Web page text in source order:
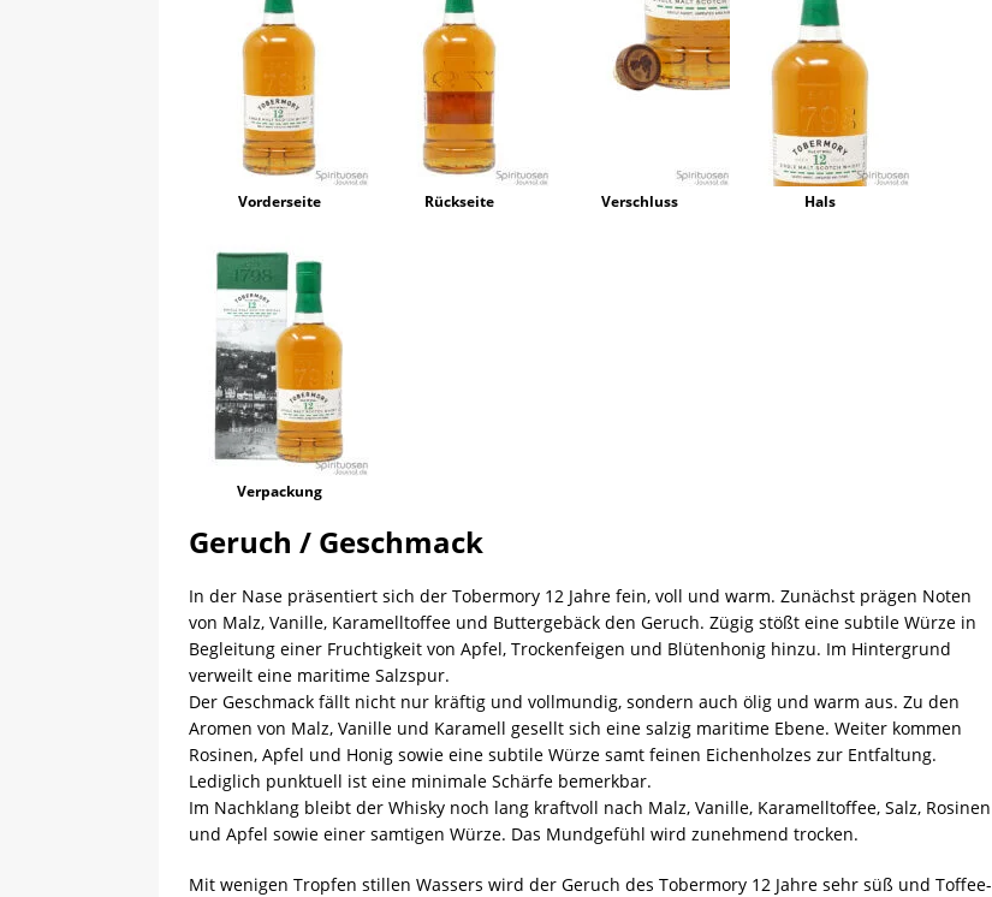
Vorderseite Rückseite Verschluss Hals
Verpackung
Geruch / Geschmack
In der Nase präsentiert sich der Tobermory 12 Jahre fein, voll und warm. Zunächst prägen Noten
von Malz, Vanille, Karamelltoffee und Buttergebäck den Geruch. Zügig stößt eine subtile Würze in
Begleitung einer Fruchtigkeit von Apfel, Trockenfeigen und Blütenhonig hinzu. Im Hintergrund
verweilt eine maritime Salzspur.
Der Geschmack fällt nicht nur kräftig und vollmundig, sondern auch ölig und warm aus. Zu den
Aromen von Malz, Vanille und Karamell gesellt sich eine salzig maritime Ebene. Weiter kommen
Rosinen, Apfel und Honig sowie eine subtile Würze samt feinen Eichenholzes zur Entfaltung.
Lediglich punktuell ist eine minimale Schärfe bemerkbar.
Im Nachklang bleibt der Whisky noch lang kraftvoll nach Malz, Vanille, Karamelltoffee, Salz, Rosinen
und Apfel sowie einer samtigen Würze. Das Mundgefühl wird zunehmend trocken.
Mit wenigen Tropfen stillen Wassers wird der Geruch des Tobermory 12 Jahre sehr süß und Toffee-